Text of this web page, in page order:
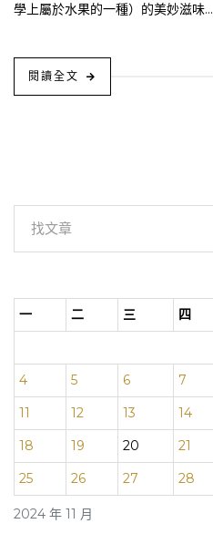
學上屬於水果的一種）的美妙滋味...
閱讀全文
2024 年 11 月
一 二 三 四
4
5 6 7
11
12 13 14
18
19 20 21
25
26 27 28